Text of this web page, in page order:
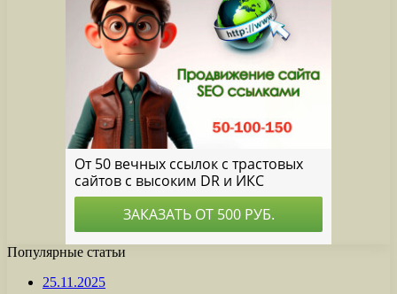
Популярные статьи
25.11.2025